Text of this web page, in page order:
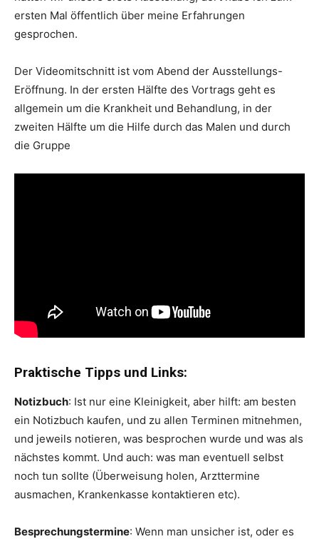
ersten Mal öffentlich über meine Erfahrungen
gesprochen.
Der Videomitschnitt ist vom Abend der Ausstellungs-
Eröffnung. In der ersten Hälfte des Vortrags geht es
allgemein um die Krankheit und Behandlung, in der
zweiten Hälfte um die Hilfe durch das Malen und durch
die Gruppe
Praktische Tipps und Links:
Notizbuch: Ist nur eine Kleinigkeit, aber hilft: am besten
ein Notizbuch kaufen, und zu allen Terminen mitnehmen,
und jeweils notieren, was besprochen wurde und was als
nächstes kommt. Und auch: was man eventuell selbst
noch tun sollte (Überweisung holen, Arzttermine
ausmachen, Krankenkasse kontaktieren etc).
Besprechungstermine: Wenn man unsicher ist, oder es